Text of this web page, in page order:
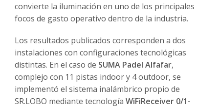
convierte la iluminación en uno de los principales
focos de gasto operativo dentro de la industria.
Los resultados publicados corresponden a dos
instalaciones con configuraciones tecnológicas
distintas. En el caso de SUMA Padel Alfafar,
complejo con 11 pistas indoor y 4 outdoor, se
implementó el sistema inalámbrico propio de
SR.LOBO mediante tecnología WiFiReceiver 0/1-